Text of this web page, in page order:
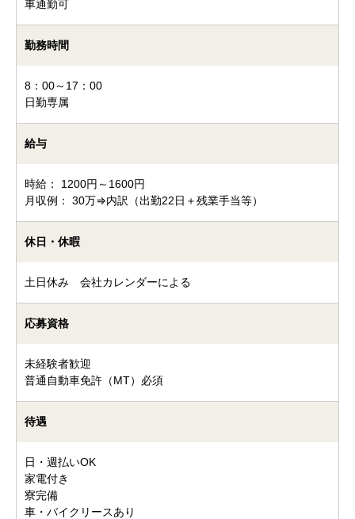
車通勤可
勤務時間
8：00～17：00
日勤専属
給与
時給： 1200円～1600円
月収例： 30万⇒内訳（出勤22日＋残業手当等）
休日・休暇
土日休み 会社カレンダーによる
応募資格
未経験者歓迎
普通自動車免許（MT）必須
待遇
日・週払いOK
家電付き
寮完備
車・バイクリースあり